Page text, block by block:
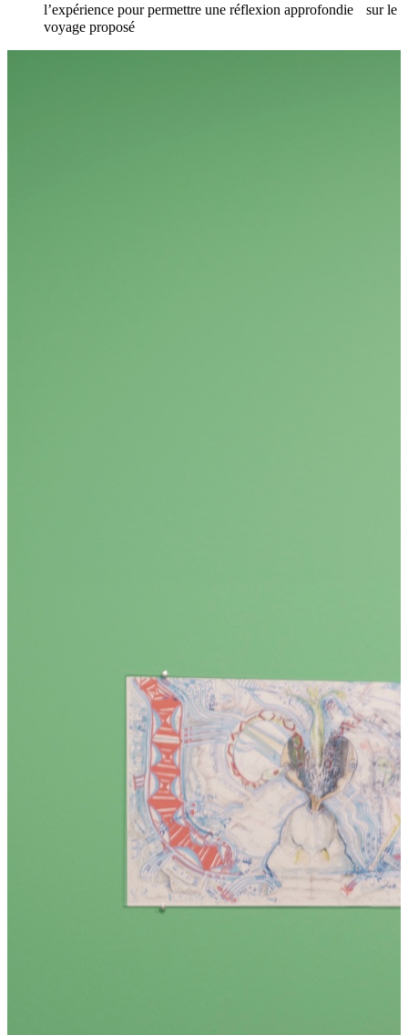
l’expérience pour permettre une réflexion approfondie sur le
voyage proposé